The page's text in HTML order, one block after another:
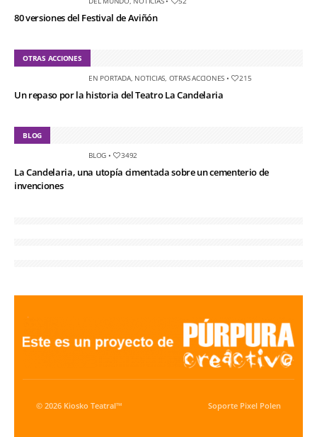
80 versiones del Festival de Aviñón
OTRAS ACCIONES
EN PORTADA, NOTICIAS OTRAS ACCIONES • 215
Un repaso por la historia del Teatro La Candelaria
BLOG
BLOG • 3492
La Candelaria, una utopía cimentada sobre un cementerio de
invenciones
© 2026 Kiosko Teatral™ Soporte Pixel Polen